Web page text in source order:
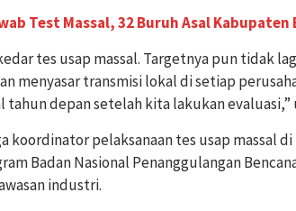
Test Massal, 32 Buruh Asal
tes usap massal. Targetnya pun tidak
menyasar transmisi lokal di setiap
tahun depan setelah kita lakukan evaluasi,”
koordinator pelaksanaan tes usap massal
Badan Nasional Penanggulangan
industri.